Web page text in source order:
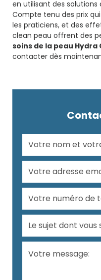
en utilisant des solutions
Compte tenu des prix
les praticiens, et des
clean peau offrent des
soins de la peau Hydra
contacter dès